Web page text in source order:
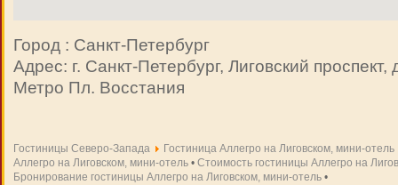
Город : Санкт-Петербург
Адрес: г. Санкт-Петербург, Лиговский проспект,
Метро Пл. Восстания
Гостиницы Северо-Запада
Гостиница Аллегро на Лиговском, мини-отель
Аллегро на Лиговском, мини-отель • Стоимость гостиницы Аллегро на
Бронирование гостиницы Аллегро на Лиговском, мини-отель •